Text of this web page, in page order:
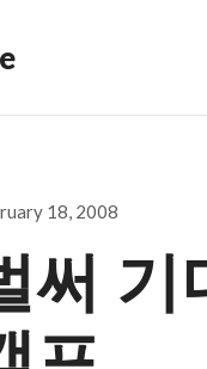
18, 2008
써 기